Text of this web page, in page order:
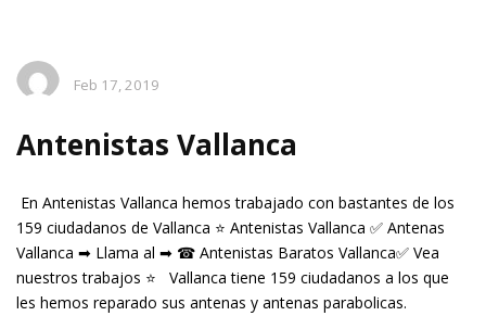
Feb 17, 2019
Antenistas Vallanca
En Antenistas Vallanca hemos trabajado con bastantes de los
159 ciudadanos de Vallanca ⭐ Antenistas Vallanca ✅ Antenas
Vallanca ➡ Llama al ➡ ☎ Antenistas Baratos Vallanca✅ Vea
nuestros trabajos ⭐ Vallanca tiene 159 ciudadanos a los que
les hemos reparado sus antenas y antenas parabolicas.